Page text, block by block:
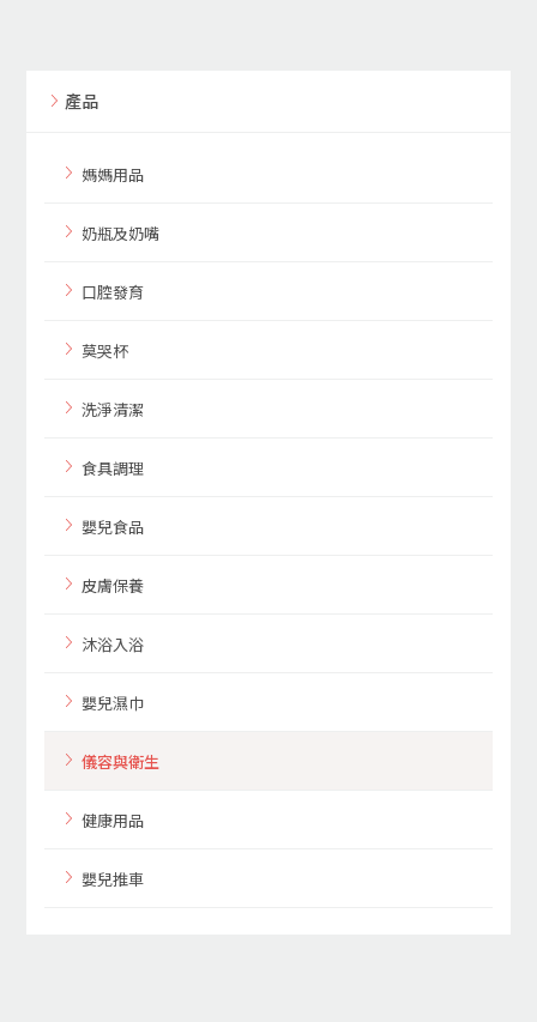
產品
媽媽用品
奶瓶及奶嘴
口腔發育
莫哭杯
洗淨清潔
食具調理
嬰兒食品
皮膚保養
沐浴入浴
嬰兒濕巾
儀容與衛生
健康用品
嬰兒推車